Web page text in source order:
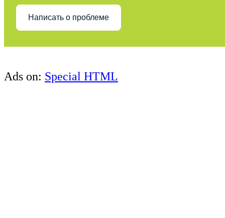
Написать о проблеме
Ads on: Special HTML